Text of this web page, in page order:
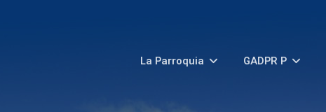
La Parroquia GADPR P